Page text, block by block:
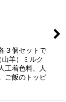
３個セットで
羊）ミルク
工着色料、人
ご飯のトッピ